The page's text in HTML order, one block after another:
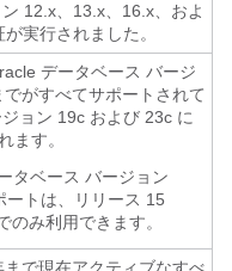
12.x、13.x、16.x、およ
実行されました。
データベース バージ
がすべてサポートされて
ョン 19c および 23c に
ます。
タベース バージョン
ートは、リリース 15
のみ利用できます。